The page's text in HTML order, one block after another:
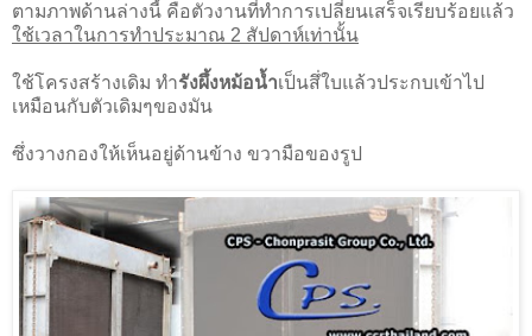
ตามภาพด้านล่างนี้ คือตัวงานที่ทำการเปลี่ยนเสร็จเรียบร้อยแล้ว
ใช้เวลาในการทำประมาณ 2 สัปดาห์เท่านั้น
ใช้โครงสร้างเดิม ทำรังผึ้งหม้อน้ำเป็นสึ่ใบแล้วประกบเข้าไป
เหมือนกับตัวเดิมๆของมัน
ซึ่งวางกองให้เห็นอยู่ด้านข้าง ขวามือของรูป